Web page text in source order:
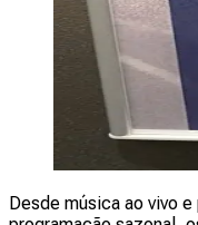
Desde música ao vivo